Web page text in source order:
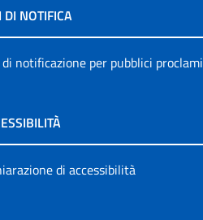
DI NOTIFICA
notificazione per pubblici proclami
di accessibilità